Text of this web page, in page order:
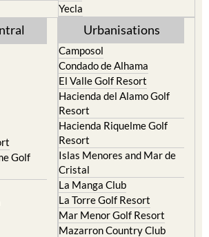
Yecla
Golf
Urbanisations
Camposol
Condado de Alhama
El Valle Golf Resort
Hacienda del Alamo Golf
Resort
Hacienda Riquelme Golf
Resort
Islas Menores and Mar de
Cristal
La Manga Club
La Torre Golf Resort
Mar Menor Golf Resort
Mazarron Country Club